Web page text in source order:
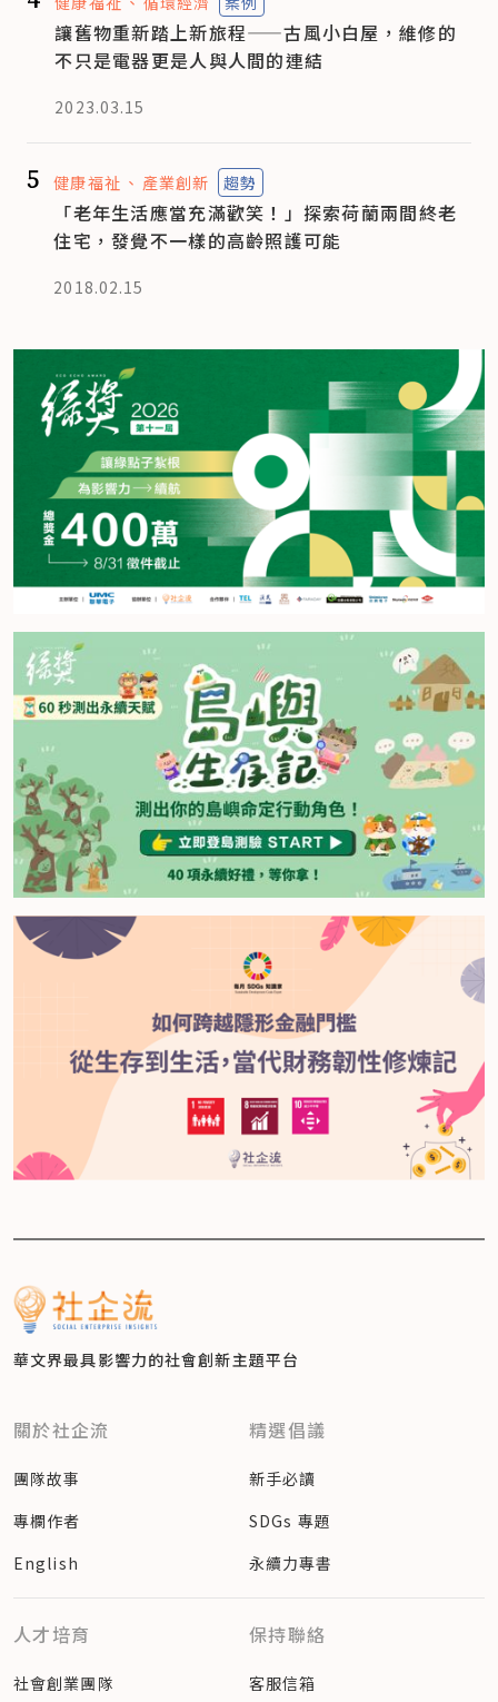
讓舊物重新踏上新旅程——古風小白屋，維修的
不只是電器更是人與人間的連結
2023.03.15
5 健康福祉 產業創新 趨勢
「老年生活應當充滿歡笑！」探索荷蘭兩間終老
住宅，發覺不一樣的高齡照護可能
2018.02.15
華文界最具影響力的社會創新主題平台
關於社企流
團隊故事
專欄作者
English
精選倡議
新手必讀
SDGs 專題
永續力專書
人才培育
社會創業團隊
保持聯絡
客服信箱